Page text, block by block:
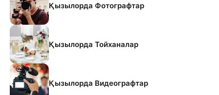
Қызылорда Фотографтар
Қызылорда Тойханалар
Қызылорда Видеографтар